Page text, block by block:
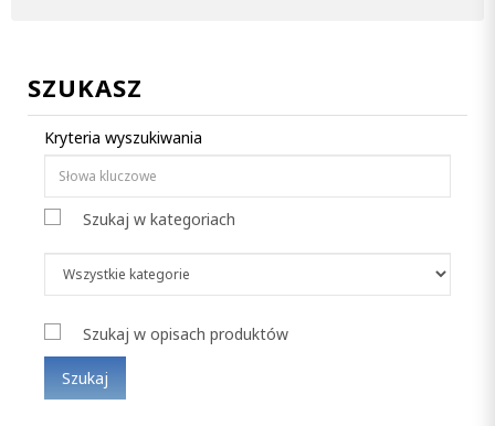
SZUKASZ
Kryteria wyszukiwania
Szukaj w kategoriach
Szukaj w opisach produktów